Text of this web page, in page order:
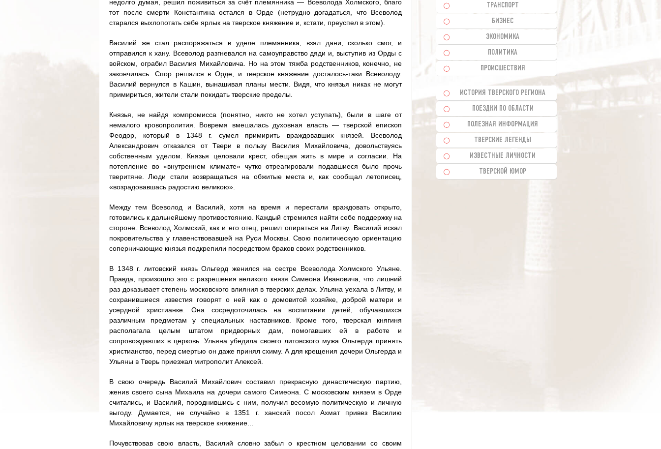
недолго думая, решил поживиться за счёт племянника — Всеволода Холмского, благо
тот после смерти Константина остался в Орде (нетрудно догадаться, что Всеволод
старался выхлопотать себе ярлык на тверское княжение и, кстати, преуспел в этом).
Василий же стал распоряжаться в уделе племянника, взял дани, сколько смог, и
отправился к хану. Всеволод разгневался на самоуправство дяди и, выступив из Орды с
войском, ограбил Василия Михайловича. Но на этом тяжба родственников, конечно, не
закончилась. Спор решался в Орде, и тверское княжение досталось-таки Всеволоду.
Василий вернулся в Кашин, вынашивая планы мести. Видя, что князья никак не могут
примириться, жители стали покидать тверские пределы.
Князья, не найдя компромисса (понятно, никто не хотел уступать), были в шаге от
немалого кровопролития. Вовремя вмешалась духовная власть — тверской епископ
Феодор, который в 1348 г. сумел примирить враждовавших князей. Всеволод
Александрович отказался от Твери в пользу Василия Михайловича, довольствуясь
собственным уделом. Князья целовали крест, обещая жить в мире и согласии. На
потепление во «внутреннем климате» чутко отреагировали подавшиеся было прочь
тверитяне. Люди стали возвращаться на обжитые места и, как сообщал летописец,
«возрадовавшась радостию великою».
Между тем Всеволод и Василий, хотя на время и перестали враждовать открыто,
готовились к дальнейшему противостоянию. Каждый стремился найти себе поддержку на
стороне. Всеволод Холмский, как и его отец, решил опираться на Литву. Василий искал
покровительства у главенствовавшей на Руси Москвы. Свою политическую ориентацию
соперничающие князья подкрепили посредством браков своих родственников.
В 1348 г. литовский князь Ольгерд женился на сестре Всеволода Холмского Ульяне.
Правда, произошло это с разрешения великого князя Симеона Ивановича, что лишний
раз доказывает степень московского влияния в тверских делах. Ульяна уехала в Литву, и
сохранившиеся известия говорят о ней как о домовитой хозяйке, доброй матери и
усердной христианке. Она сосредоточилась на воспитании детей, обучавшихся
различным предметам у специальных наставников. Кроме того, тверская княгиня
располагала целым штатом придворных дам, помогавших ей в работе и
сопровождавших в церковь. Ульяна убедила своего литовского мужа Ольгерда принять
христианство, перед смертью он даже принял схиму. А для крещения дочери Ольгерда и
Ульяны в Тверь приезжал митрополит Алексей.
В свою очередь Василий Михайлович составил прекрасную династическую партию,
женив своего сына Михаила на дочери самого Симеона. С московским князем в Орде
считались, и Василий, породнившись с ним, получил весомую политическую и личную
выгоду. Думается, не случайно в 1351 г. ханский посол Ахмат привез Василию
Михайловичу ярлык на тверское княжение...
Почувствовав свою власть, Василий словно забыл о крестном целовании со своим
ТРАНСПОРТ
БИЗНЕС
ЭКОНОМИКА
ПОЛИТИКА
ПРОИСШЕСТВИЯ
ИСТОРИЯ ТВЕРСКОГО РЕГИОНА
ПОЕЗДКИ ПО ОБЛАСТИ
ПОЛЕЗНАЯ ИНФОРМАЦИЯ
ТВЕРСКИЕ ЛЕГЕНДЫ
ИЗВЕСТНЫЕ ЛИЧНОСТИ
ТВЕРСКОЙ ЮМОР